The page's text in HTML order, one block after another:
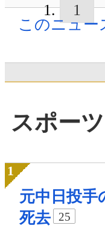
1
このニュー
スポー
元中日投手
死去
25